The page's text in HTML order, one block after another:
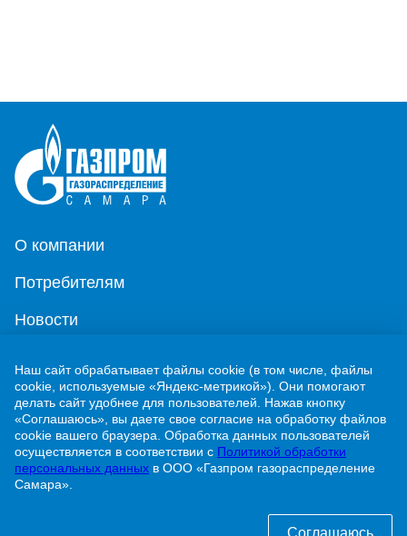
О компании
Потребителям
Новости
Учебно-методический центр
г. Жигулевск, ул. Никитинская, 1
8 (84862) 2-00-40
Наш сайт обрабатывает файлы cookie (в том числе, файлы
cookie, используемые «Яндекс-метрикой»). Они помогают
делать сайт удобнее для пользователей. Нажав кнопку
«Соглашаюсь», вы даете свое согласие на обработку файлов
cookie вашего браузера. Обработка данных пользователей
осуществляется в соответствии с Политикой обработки
персональных данных в ООО «Газпром газораспределение
Самара».
Соглашаюсь